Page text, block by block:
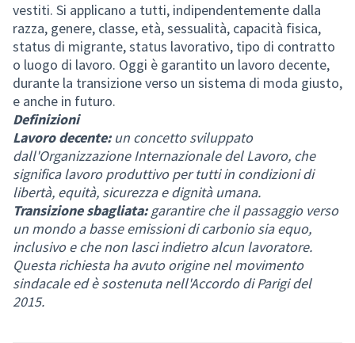
vestiti. Si applicano a tutti, indipendentemente dalla
razza, genere, classe, età, sessualità, capacità fisica,
status di migrante, status lavorativo, tipo di contratto
o luogo di lavoro. Oggi è garantito un lavoro decente,
durante la transizione verso un sistema di moda giusto,
e anche in futuro.
Definizioni
Lavoro decente:un concetto sviluppato
dall'Organizzazione Internazionale del Lavoro, che
significa lavoro produttivo per tutti in condizioni di
libertà, equità, sicurezza e dignità umana.
Transizione sbagliata:garantire che il passaggio verso
un mondo a basse emissioni di carbonio sia equo,
inclusivo e che non lasci indietro alcun lavoratore.
Questa richiesta ha avuto origine nel movimento
sindacale ed è sostenuta nell'Accordo di Parigi del
2015.